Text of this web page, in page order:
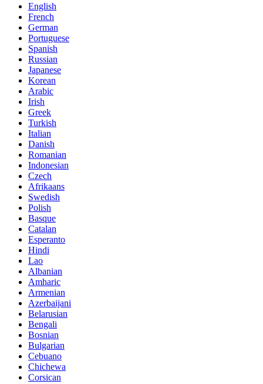
English
French
German
Portuguese
Spanish
Russian
Japanese
Korean
Arabic
Irish
Greek
Turkish
Italian
Danish
Romanian
Indonesian
Czech
Afrikaans
Swedish
Polish
Basque
Catalan
Esperanto
Hindi
Lao
Albanian
Amharic
Armenian
Azerbaijani
Belarusian
Bengali
Bosnian
Bulgarian
Cebuano
Chichewa
Corsican